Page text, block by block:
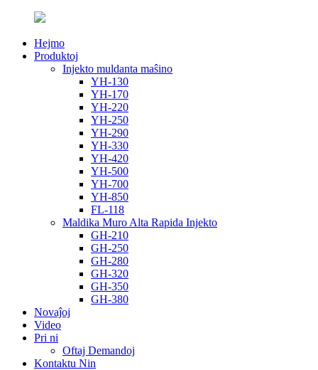
Hejmo
Produktoj
Injekto muldanta maŝino
YH-130
YH-170
YH-220
YH-250
YH-290
YH-330
YH-420
YH-500
YH-700
YH-850
FL-118
Maldika Muro Alta Rapida Injekto
GH-210
GH-250
GH-280
GH-320
GH-350
GH-380
Novaĵoj
Video
Pri ni
Oftaj Demandoj
Kontaktu Nin